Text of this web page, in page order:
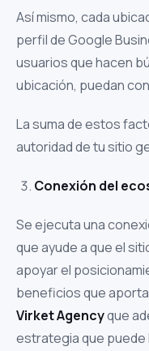
Así mismo, cada
perfil de Google
usuarios que hacen
ubicación, puedan
La suma de estos
autoridad de tu sitio
Conexión del
Se ejecuta una
que ayude a que el
apoyar el
beneficios que
Virket Agencyque
estrategia que puede